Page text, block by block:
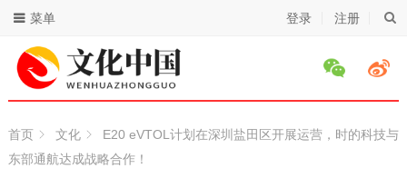
登录 注册
菜单
首页 文化
E20 eVTOL计划在深圳盐田区开展运营，时的科技与
东部通航达成战略合作！